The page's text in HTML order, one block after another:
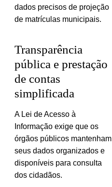
dados precisos de projeção
de matrículas municipais.
Transparência
pública e prestação
de contas
simplificada
A Lei de Acesso à
Informação exige que os
órgãos públicos mantenham
seus dados organizados e
disponíveis para consulta
dos cidadãos.